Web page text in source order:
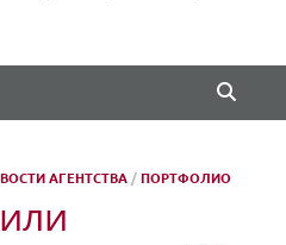
АГЕНТСТВА /ПОРТФОЛИО